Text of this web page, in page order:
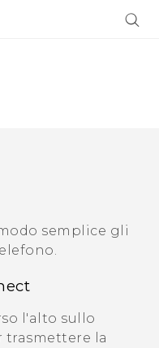
semplice gli
l'alto sullo
trasmettere la